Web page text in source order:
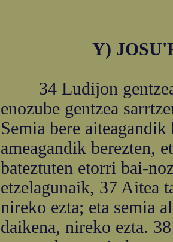
Y)
34 Ludijon gentzea
enozube gentzea
Semia bere aiteagandik
ameagandik berezten,
bateztuten etorri bai-
etzelagunaik, 37 Aitea
nireko ezta; eta semia
daikena, nireko ezta.